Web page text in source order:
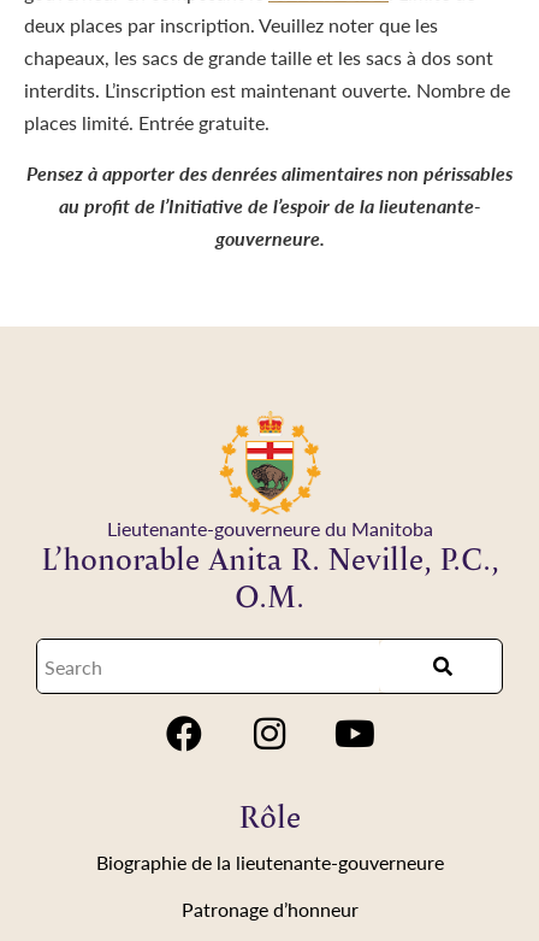
deux places par inscription. Veuillez noter que les
chapeaux, les sacs de grande taille et les sacs à dos sont
interdits. L’inscription est maintenant ouverte. Nombre de
places limité. Entrée gratuite.
Pensez à apporter des denrées alimentaires non périssables
au profit de l’Initiative de l’espoir de la lieutenante-
gouverneure.
Lieutenante-gouverneure du Manitoba
L’honorable Anita R. Neville, P.C.,
O.M.
Rôle
Biographie de la lieutenante-gouverneure
Patronage d’honneur